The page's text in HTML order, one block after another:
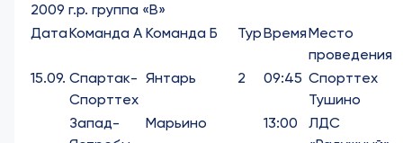
2009 г.р. группа «В»
ДатаКоманда А Команда Б ТурВремяМесто
проведения
15.09. Спартак-
Спорттех
Янтарь 2 09:45 Спорттех
Тушино
Запад-
Марьино 13:00
ЛДС